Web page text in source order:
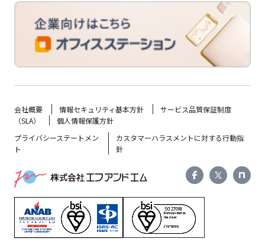
会社概要 情報セキュリティ基本方針
サービス品質保証制度
（SLA）
個人情報保護方針
プライバシーステートメン
ト
カスタマーハラスメントに対する行動指
針